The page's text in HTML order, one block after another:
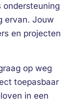
ondersteuning
ervan. Jouw
en projecten
op weg
toepasbaar
in een